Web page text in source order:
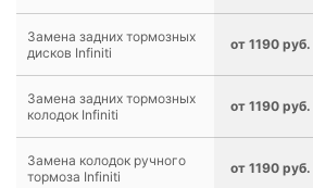
Замена задних тормозных
дисков Infiniti
от 1190 руб.
Замена задних тормозных
колодок Infiniti
от 1190 руб.
Замена колодок ручного
тормоза Infiniti
от 1190 руб.